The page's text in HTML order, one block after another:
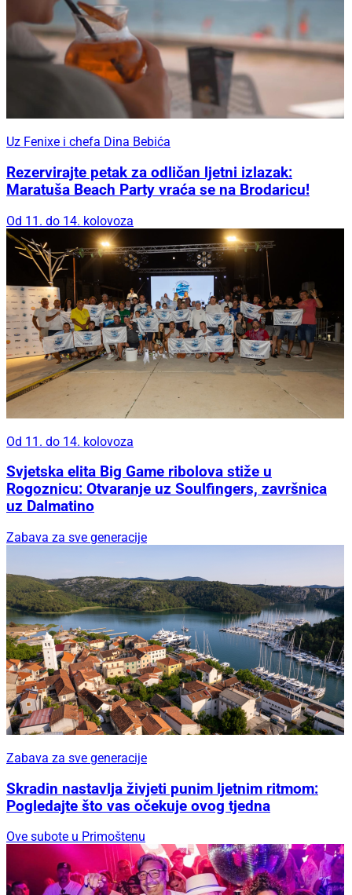
Uz Fenixe i chefa Dina Bebića
Rezervirajte petak za odličan ljetni izlazak:
Maratuša Beach Party vraća se na Brodaricu!
Od 11. do 14. kolovoza
Od 11. do 14. kolovoza
Svjetska elita Big Game ribolova stiže u
Rogoznicu: Otvaranje uz Soulfingers, završnica
uz Dalmatino
Zabava za sve generacije
Zabava za sve generacije
Skradin nastavlja živjeti punim ljetnim ritmom:
Pogledajte što vas očekuje ovog tjedna
Ove subote u Primoštenu